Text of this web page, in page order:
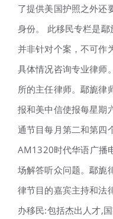
了提供美国护照之外还
身份。 此移民专栏是鄢
并非针对个案，不可作
具体情况咨询专业律师
所的主任律师。鄢旎律
报和美中信使报每星期
通节目每月第二和第四
AM1320时代华语广播
场解答听众问题。鄢旎
律节目的嘉宾主持和法
办移民:包括杰出人才,